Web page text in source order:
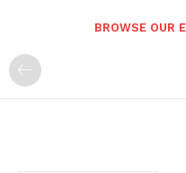
BROWSE OUR